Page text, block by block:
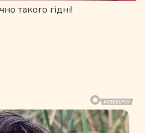
такого гідні!